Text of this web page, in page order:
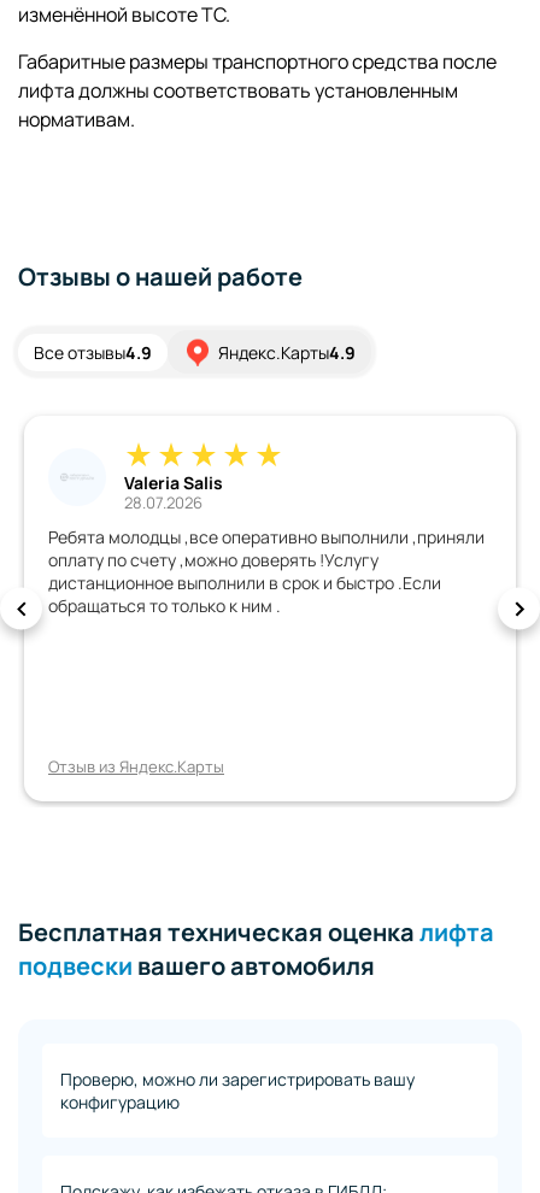
изменённой высоте ТС.
Габаритные размеры транспортного средства после
лифта должны соответствовать установленным
нормативам.
Отзывы о нашей работе
Все отзывы4.9 Яндекс.Карты4.9
Valeria Salis
28.07.2026
Ребята молодцы ,все оперативно выполнили ,приняли
оплату по счету ,можно доверять !Услугу
дистанционное выполнили в срок и быстро .Если
обращаться то только к ним .
Отзыв из Яндекс.Карты
Бесплатная техническая оценкалифта
подвески вашего автомобиля
Проверю, можно ли зарегистрировать вашу
конфигурацию